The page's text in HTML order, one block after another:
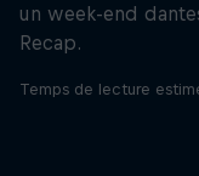
un week-end
Recap.
Temps de lecture